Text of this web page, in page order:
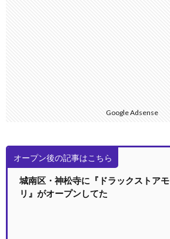
Google Adsense
オープン後の記事はこちら
城南区・神松寺に『ドラックストアモ
リ』がオープンしてた